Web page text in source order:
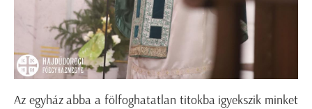
Az egyház abba a fölfoghatatlan titokba igyekszik minket